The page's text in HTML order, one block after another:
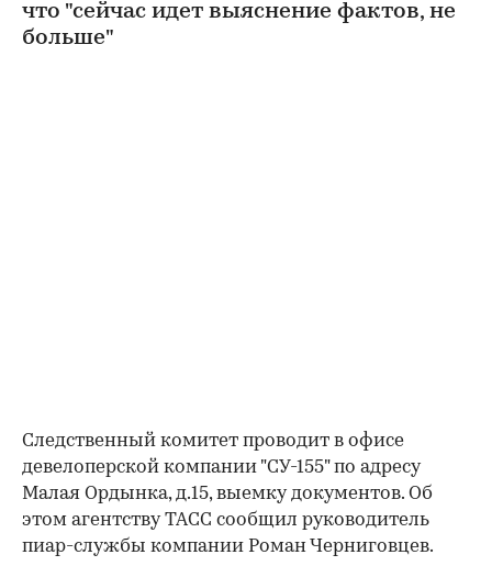
что "сейчас идет выяснение фактов, не
больше"
Следственный комитет проводит в офисе
девелоперской компании "СУ-155" по адресу
Малая Ордынка, д.15, выемку документов. Об
этом агентству ТАСС сообщил руководитель
пиар-службы компании Роман Черниговцев.